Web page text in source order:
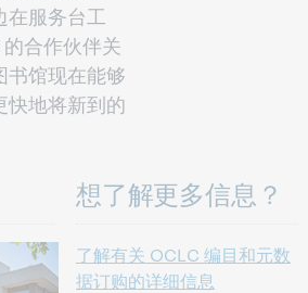
在服务台工
合作伙伴关
书馆现在能够
快地将新到的
想了解更多信息？
了解有关 OCLC 编目和元数
据订购的详细信息